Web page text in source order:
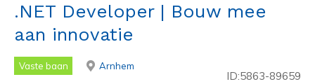
.NET Developer | Bouw mee
aan innovatie
Vaste baan Arnhem
ID:5863-89659